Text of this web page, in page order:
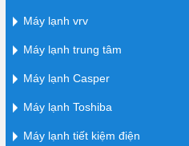
Máy lạnh vrv
Máy lạnh trung tâm
Máy lạnh Casper
Máy lạnh Toshiba
Máy lạnh tiết kiệm điện